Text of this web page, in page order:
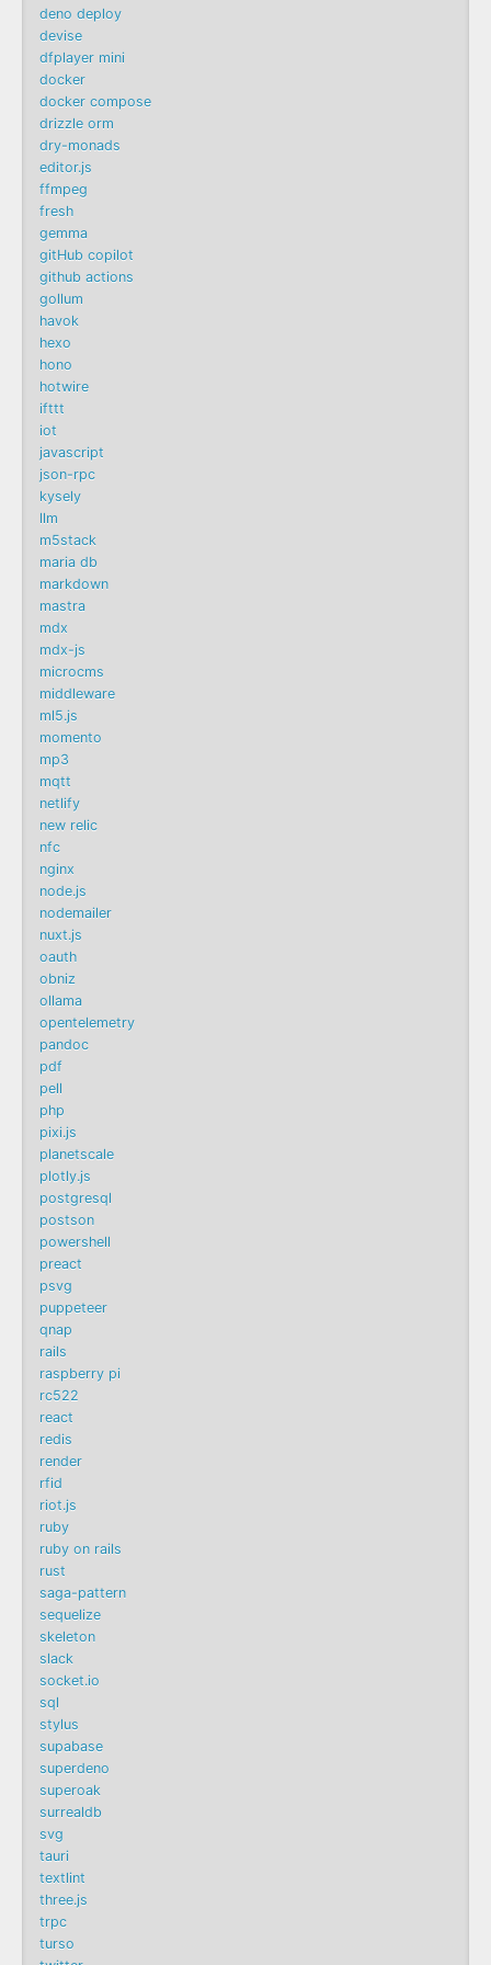
deno deploy
devise
dfplayer mini
docker
docker compose
drizzle orm
dry-monads
editor.js
ffmpeg
fresh
gemma
gitHub copilot
github actions
gollum
havok
hexo
hono
hotwire
ifttt
iot
javascript
json-rpc
kysely
llm
m5stack
maria db
markdown
mastra
mdx
mdx-js
microcms
middleware
ml5.js
momento
mp3
mqtt
netlify
new relic
nfc
nginx
node.js
nodemailer
nuxt.js
oauth
obniz
ollama
opentelemetry
pandoc
pdf
pell
php
pixi.js
planetscale
plotly.js
postgresql
postson
powershell
preact
psvg
puppeteer
qnap
rails
raspberry pi
rc522
react
redis
render
rfid
riot.js
ruby
ruby on rails
rust
saga-pattern
sequelize
skeleton
slack
socket.io
sql
stylus
supabase
superdeno
superoak
surrealdb
svg
tauri
textlint
three.js
trpc
turso